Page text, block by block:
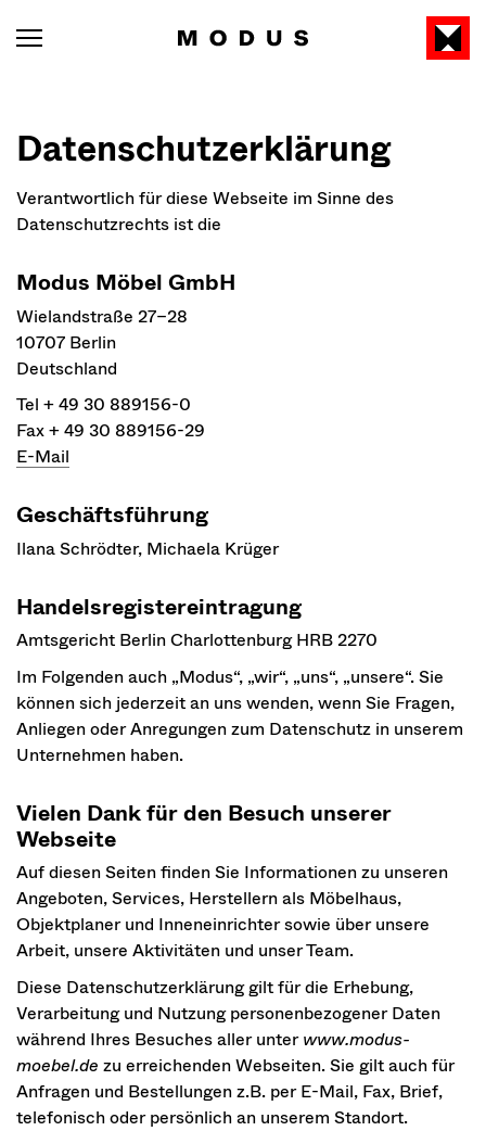
Datenschutzerklärung
Verantwortlich für diese Webseite im Sinne des
Datenschutzrechts ist die
Modus Möbel GmbH
Wielandstraße 27–28
10707 Berlin
Deutschland
Tel + 49 30 889156-0
Fax + 49 30 889156-29
E-Mail
Geschäftsführung
Ilana Schrödter, Michaela Krüger
Handelsregistereintragung
Amtsgericht Berlin Charlottenburg HRB 2270
Im Folgenden auch „Modus“, „wir“, „uns“, „unsere“. Sie
können sich jederzeit an uns wenden, wenn Sie Fragen,
Anliegen oder Anregungen zum Datenschutz in unserem
Unternehmen haben.
Vielen Dank für den Besuch unserer
Webseite
Auf diesen Seiten finden Sie Informationen zu unseren
Angeboten, Services, Herstellern als Möbelhaus,
Objektplaner und Inneneinrichter sowie über unsere
Arbeit, unsere Aktivitäten und unser Team.
Diese Datenschutzerklärung gilt für die Erhebung,
Verarbeitung und Nutzung personenbezogener Daten
während Ihres Besuches aller unterwww.modus-
moebel.de zu erreichenden Webseiten. Sie gilt auch für
Anfragen und Bestellungen z.B. per E-Mail, Fax, Brief,
telefonisch oder persönlich an unserem Standort.